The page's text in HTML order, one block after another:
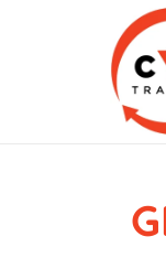
CYP Trading